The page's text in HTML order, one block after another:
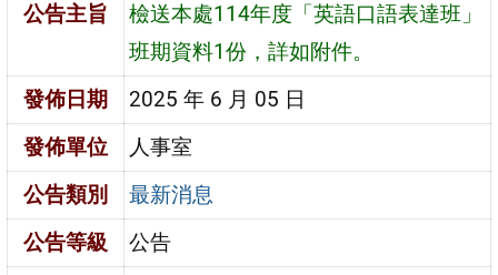
公告主旨
檢送本處114年度「英語口語表達班」
班期資料1份，詳如附件。
發佈日期
2025 年 6 月 05 日
發佈單位
人事室
公告類別
最新消息
公告等級
公告